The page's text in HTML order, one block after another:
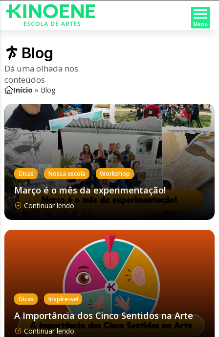
Menu
Blog
Dá uma olhada nos
conteúdos
Início » Blog
Dicas , Nossa escola , Workshop
Março é o mês da experimentação!
Continuar lendo
Dicas , Inspire-se!
A Importância dos Cinco Sentidos na Arte
Continuar lendo